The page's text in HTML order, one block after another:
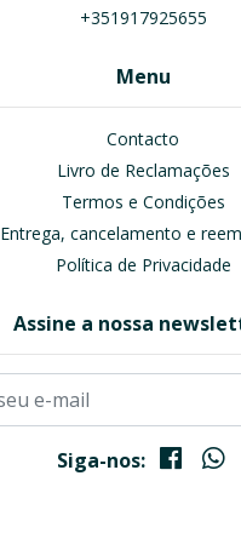
+351917925655
Menu
Contacto
Livro de Reclamações
Termos e Condições
Entrega, cancelamento e
Política de Privacidade
Assine a nossa
Siga-nos: